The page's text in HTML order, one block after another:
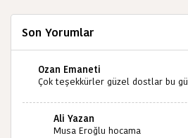
Son Yorumlar
Ozan Emaneti
Çok teşekkürler güzel dostlar bu
ölmeyecektir tekrar teşekkürler
Ali Yazan
Musa Eroğlu hocama